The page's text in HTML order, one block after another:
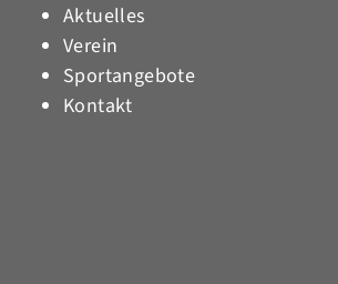
Aktuelles
Verein
Sportangebote
Kontakt